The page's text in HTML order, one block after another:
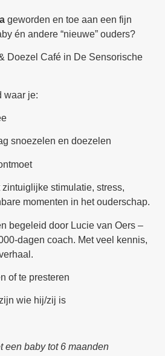
geworden en toe aan een fijn
én andere “nieuwe” ouders?
Doezel Café in De Sensorische
waar je:
snoezelen en doezelen
stimulatie, stress,
momenten in het ouderschap.
begeleid door Lucie van Oers –
dagen coach. Met veel kennis,
of te presteren
wie hij/zij is
een baby tot 6 maanden